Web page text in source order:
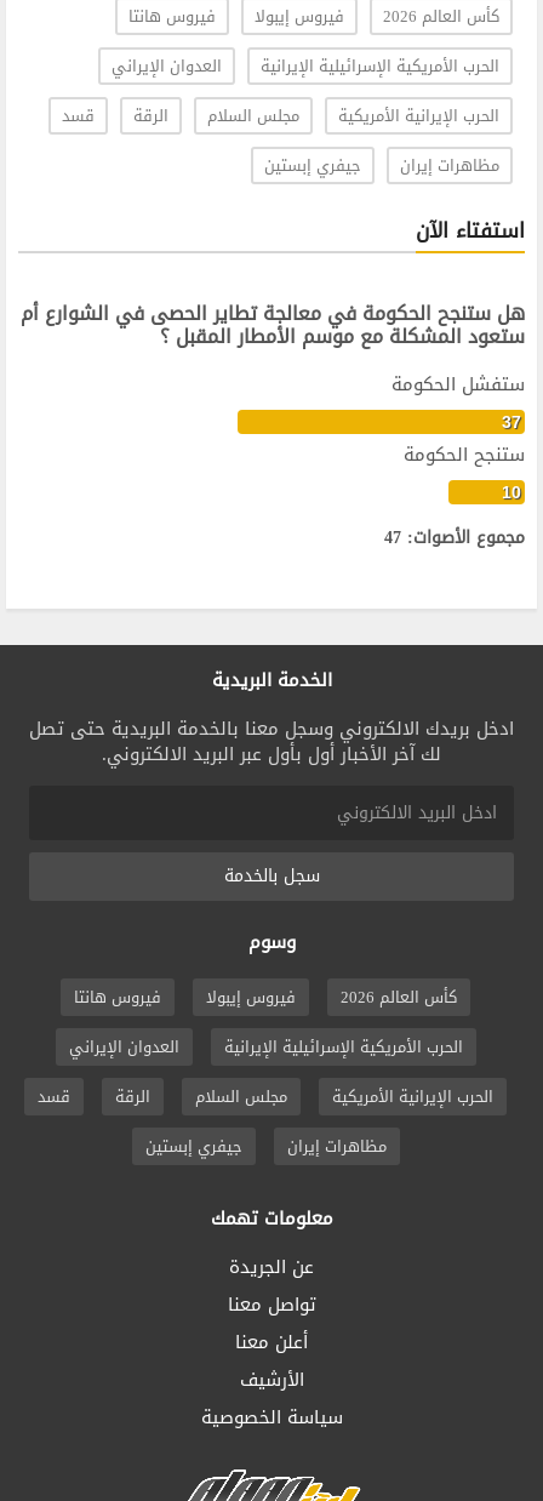
كأس العالم 2026 فيروس إيبولا
فيروس هانتا
الحرب الأمريكية الإسرائيلية الإيرانية
العدوان الإيراني
الحرب الإيرانية الأمريكية
مجلس السلام الرقة
قسد
مظاهرات إيران
جيفري إبستين
استفتاء الآن
هل ستنجح الحكومة في معالجة تطاير الحصى في الشوارع أم
ستعود المشكلة مع موسم الأمطار المقبل ؟
ستفشل الحكومة
37
ستنجح الحكومة
10
مجموع الأصوات: 47
الخدمة البريدية
ادخل بريدك الالكتروني وسجل معنا بالخدمة البريدية حتى تصل
لك آخر الأخبار أول بأول عبر البريد الالكتروني.
سجل بالخدمة
وسوم
كأس العالم 2026 فيروس إيبولا
فيروس هانتا
الحرب الأمريكية الإسرائيلية الإيرانية
العدوان الإيراني
الحرب الإيرانية الأمريكية
مجلس السلام الرقة
قسد
مظاهرات إيران
جيفري إبستين
معلومات تهمك
عن الجريدة
تواصل معنا
أعلن معنا
الأرشيف
سياسة الخصوصية